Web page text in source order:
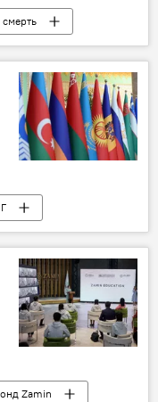
смерть
Zamin